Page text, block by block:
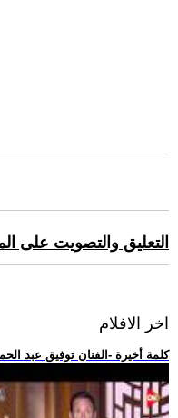
التعليق والتصويت على
اخر الافلام
.. كلمة أخيرة -الفنان توفيق عبد